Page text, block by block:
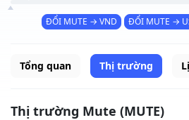
ĐỔI MUTE → VND ĐỔI MUTE →
Tổng quan Thị trường
Thị trường Mute (MUTE)